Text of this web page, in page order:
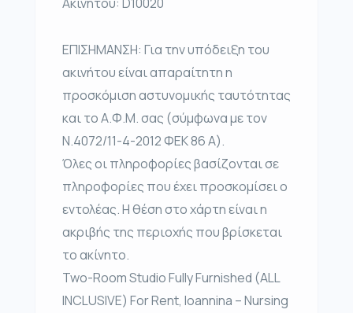
ΕΠΙΣΗΜΑΝΣΗ: Για την υπόδειξη του
ακινήτου είναι απαραίτητη η
προσκόμιση αστυνομικής ταυτότητας
και το Α.Φ.Μ. σας (σύμφωνα με τον
Ν.4072/11-4-2012 ΦΕΚ 86 Α).
Όλες οι πληροφορίες βασίζονται σε
πληροφορίες που έχει προσκομίσει ο
εντολέας. Η θέση στο χάρτη είναι η
ακριβής της περιοχής που βρίσκεται
το ακίνητο.
Two-Room Studio Fully Furnished (ALL
INCLUSIVE) For Rent, Ioannina – Nursing